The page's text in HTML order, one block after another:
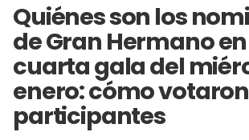
Quiénes son los
de Gran Hermano
cuarta gala del
enero: cómo
participantes